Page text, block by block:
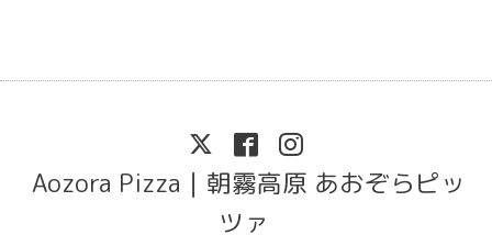
Aozora Pizza｜朝霧高原 あおぞらピッ
ツァ